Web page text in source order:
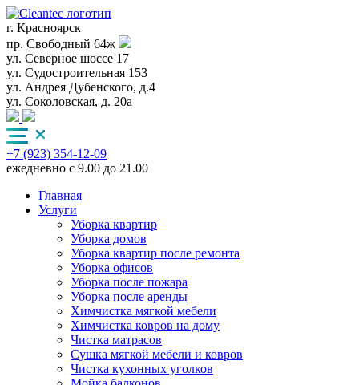
г. Красноярск
пр. Свободный 64ж
ул. Северное шоссе 17
ул. Судостроительная 153
ул. Андрея Дубенского, д.4
ул. Соколовская, д. 20а
+7 (923) 354-12-09
ежедневно с 9.00 до 21.00
Главная
Услуги
Уборка квартир
Уборка домов
Уборка квартир после ремонта
Уборка офисов
Уборка после пожара
Уборка после аренды
Химчистка мягкой мебели
Химчистка ковров на дому
Чистка матрасов
Сушка мягкой мебели и ковров
Чистка кухонных уголков